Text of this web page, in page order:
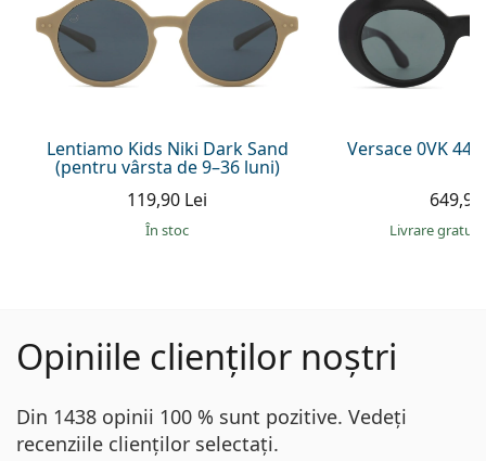
Lentiamo Kids Niki Dark Sand
(pentru vârsta de 9–36 luni)
119,90 Lei
În stoc
Versace 0VK
Livrare
Opiniile clienților noștri
Din 1438 opinii 100 % sunt pozitive. Vedeți
recenziile clienților selectați.